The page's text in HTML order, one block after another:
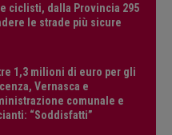
ciclisti, dalla Provincia 295
le strade più sicure
1,3 milioni di euro per gli
Vernasca e
comunale e
“Soddisfatti”